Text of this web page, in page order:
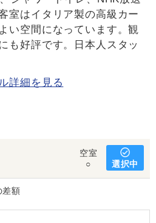
室はイタリア製の高級カー
い空間になっています。観
も好評です。日本人スタッ
詳細を見る
空室
○
選択中
差額